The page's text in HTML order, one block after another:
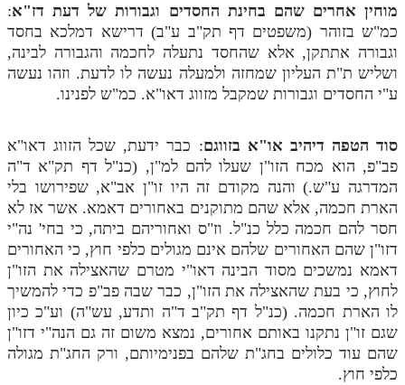
תלמוד עשר הספירות חלק ד
תלמוד עשר הספירות חלק ה
תלמוד עשר הספירות חלק ו
תלמוד עשר הספירות חלק ח
תלמוד עשר הספירות חלק ט
תלמוד עשר הספירות חלק י
תלמוד עשר הספירות חלק יא
תלמוד עשר הספירות חלק יב
תלמוד עשר הספירות חלק יג
תלמוד עשר הספירות חלק יד
תלמוד עשר הספירות חלק טו
מוחין אחרים שהם בחינת החסדים וגבורות של דעת דז"א:
כמ"ש בזוהר (משפטים דף תק"ב ע"ב) דרישא דמלכא בחסד
וגבורה אתתקן, אלא שהחסד נתעלה לחכמה והגבורה לבינה,
ושליש ת"ת העליון שמחזה ולמעלה נעשה לו לדעת. וזהו נעשה
ע"י החסדים וגבורות שמקבל מזווג דאו"א. כמ"ש לפנינו.
סוד הטפה דיהיב או"א בזווגם: כבר ידעת, שכל הזווג דאו"א
פב"פ, הוא מכח הזו"ן שעלו להם למ"ן, (כנ"ל דף תק"א ד"ה
המדרגה ע"ש.) והנה מקודם זה היו זו"ן אב"א, שפירושו בלי
הארת חכמה, אלא שהם מתוקנים באחורים דאמא. אשר אז לא
חסר להם חכמה כלל כנ"ל. וז"ס ואחוריהם ביתה, כי בחי' נה"י
דזו"ן שהם האחורים שלהם אינם מגולים כלפי חוץ, כי האחורים
דאמא נמשכים מסוד הבינה דאו"י מטרם שהאצילה את הזו"ן
לחוץ, כי בעת שהאצילה את הזו"ן, כבר שבה פב"פ כדי להמשיך
לו הארת חכמה. (כנ"ל דף תק"ב ד"ה ותדע, עש"ה) וע"כ כיון
שגם זו"ן נתקנו באותם אחורים, נמצא משום זה גם הנה"י דזו"ן
שהם עוד כלולים בחג"ת שלהם בפנימיותם, ורק החג"ת מגולה
כלפי חוץ.